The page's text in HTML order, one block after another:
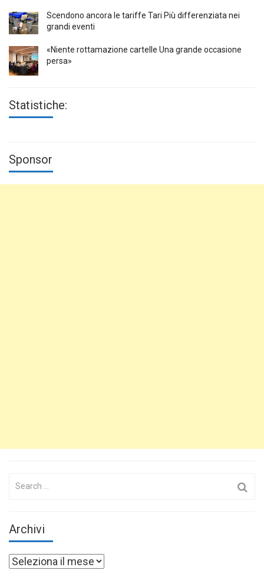
Scendono ancora le tariffe Tari Più differenziata nei
grandi eventi
«Niente rottamazione cartelle Una grande occasione
persa»
Statistiche:
Sponsor
Search
Archivi
Archivi